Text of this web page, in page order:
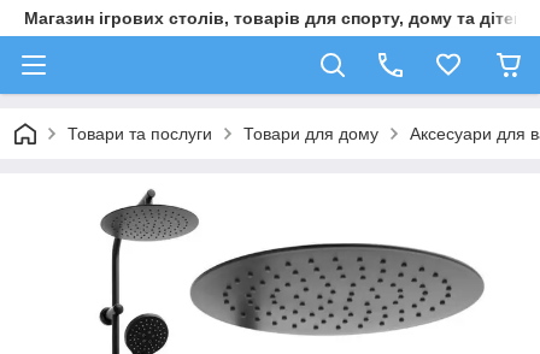
Магазин ігрових столів, товарів для спорту, дому та дітей
Товари та послуги Товари для дому Аксесуари для